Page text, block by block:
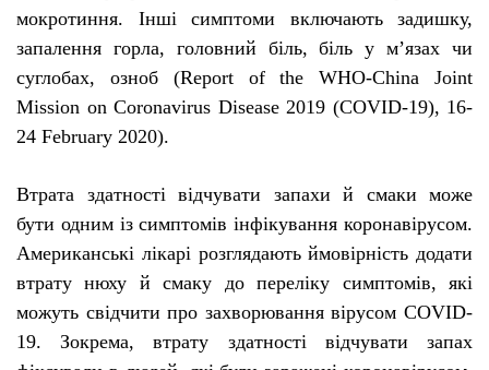
мокротиння. Інші симптоми включають задишку,
запалення горла, головний біль, біль у м’язах чи
суглобах, озноб(Report of the WHO-China Joint
Mission on Coronavirus Disease 2019 (COVID-19), 16-
24 February 2020).
Втрата здатності відчувати запахи й смаки може
бути одним із симптомів інфікування коронавірусом.
Американські лікарі розглядають ймовірність додати
втрату нюху й смаку до переліку симптомів, які
можуть свідчити про захворювання вірусом COVID-
19. Зокрема, втрату здатності відчувати запах